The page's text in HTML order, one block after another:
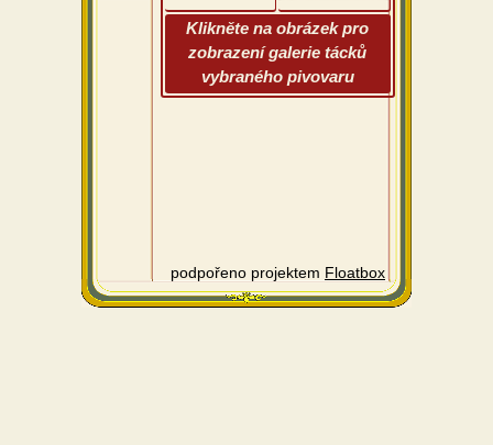
Klikněte na obrázek pro
zobrazení galerie tácků
vybraného pivovaru
podpořeno projektem Floatbox